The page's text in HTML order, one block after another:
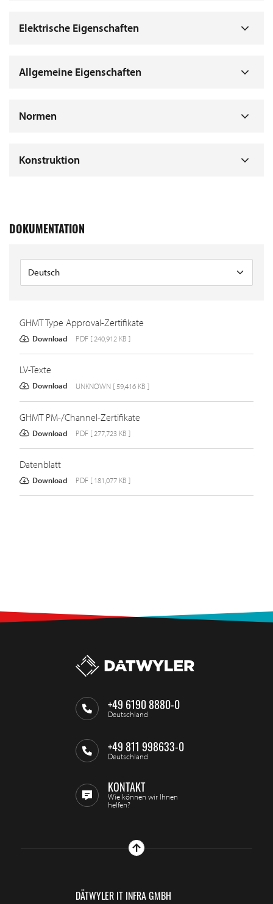
Elektrische Eigenschaften
Allgemeine Eigenschaften
Normen
Konstruktion
DOKUMENTATION
GHMT Type Approval-Zertifikate
Download PDF [ 240,912 KB ]
LV-Texte
Download UNKNOWN [ 59,416 KB ]
GHMT PM-/Channel-Zertifikate
Download PDF [ 277,723 KB ]
Datenblatt
Download PDF [ 181,077 KB ]
+49 6190 8880-0
Deutschland
+49 811 998633-0
Deutschland
KONTAKT
Wie können wir Ihnen
helfen?
DÄTWYLER IT INFRA GMBH